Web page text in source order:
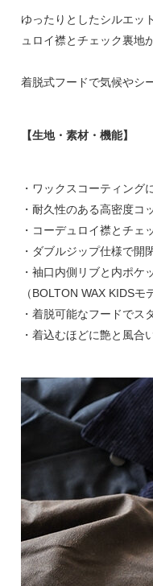
ゆったりとしたシルエッ
ュロイ襟とチェック裏地
着脱式フードで気候やシ
【生地・素材・機能】
・ワックスコーティング
・耐久性のある高密度コ
・コーデュロイ襟とチェ
・ダブルジップ仕様で開
・袖口内側リブと内ポケ
（BOLTON WAX KIDS
・着脱可能なフードでス
・着込むほどに艶と風合